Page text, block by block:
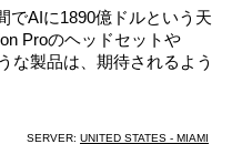
でAIに1890億ドルという天
Proのヘッドセットや
な製品は、期待されるよう